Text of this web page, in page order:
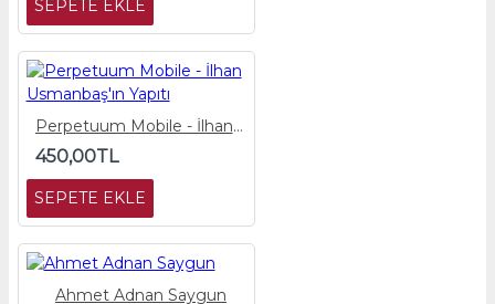
SEPETE EKLE
Perpetuum Mobile - İlhan Usmanbaş'ın Yapıtı
450,00TL
SEPETE EKLE
Ahmet Adnan Saygun